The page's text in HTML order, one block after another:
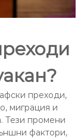
преходи,
миграция и
Тези промени
фактори,